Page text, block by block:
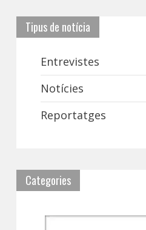
Tipus de notícia
Entrevistes
Notícies
Reportatges
Categories